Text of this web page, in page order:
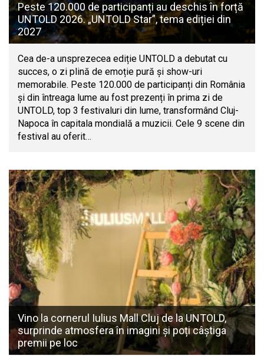
Peste 120.000 de participanți au deschis în forță
UNTOLD 2026. „UNTOLD Star”, tema ediției din
2027
Cea de-a unsprezecea ediție UNTOLD a debutat cu
succes, o zi plină de emoție pură și show-uri
memorabile. Peste 120.000 de participanți din România
și din întreaga lume au fost prezenți în prima zi de
UNTOLD, top 3 festivaluri din lume, transformând Cluj-
Napoca în capitala mondială a muzicii. Cele 9 scene din
festival au oferit…
Vino la cornerul Iulius Mall Cluj de la UNTOLD,
surprinde atmosfera în imagini și poți câștiga
premii pe loc